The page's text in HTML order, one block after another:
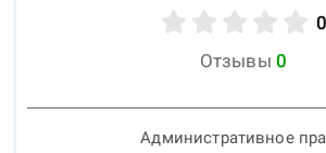
0
Отзывы 0
Административное